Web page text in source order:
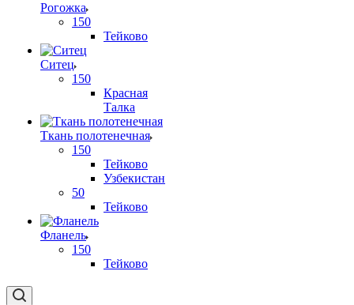
Рогожка
150
Тейково
Ситец
150
Красная
Талка
Ткань полотенечная
150
Тейково
Узбекистан
50
Тейково
Фланель
150
Тейково